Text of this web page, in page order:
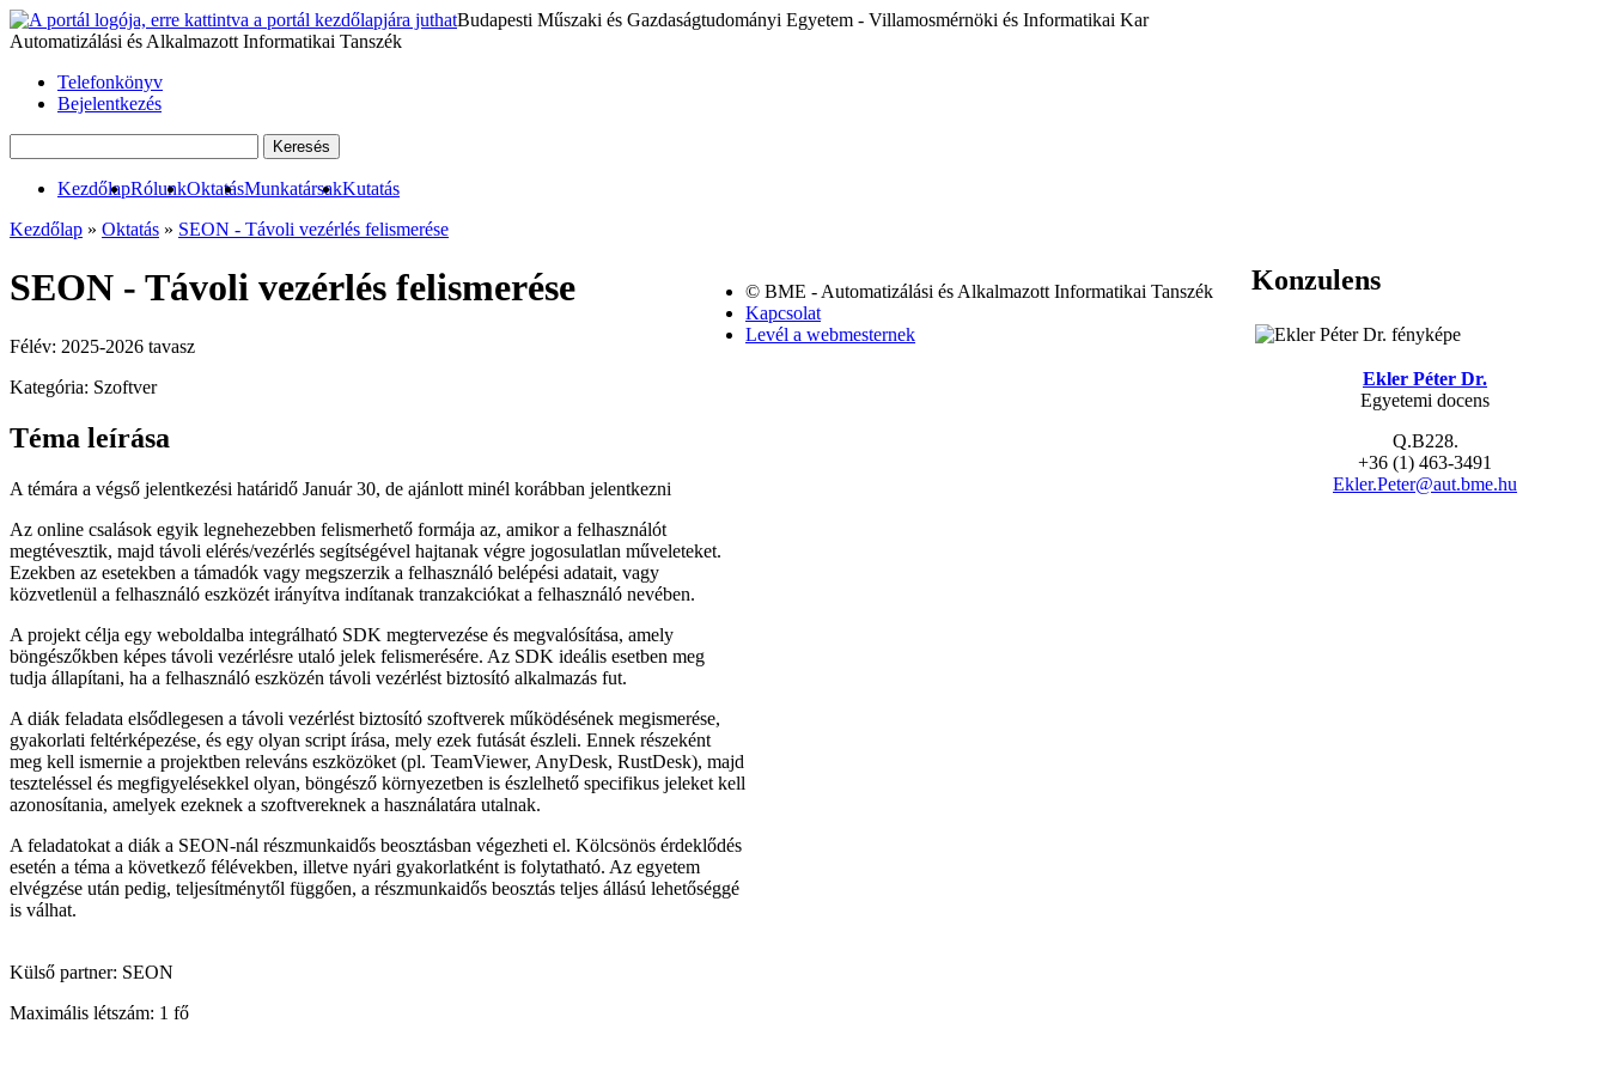
Budapesti Műszaki és Gazdaságtudományi Egyetem - Villamosmérnöki és Informatikai Kar
Automatizálási és Alkalmazott Informatikai Tanszék
Telefonkönyv
Bejelentkezés
KezdőlapRólunkOktatásMunkatársakKutatás
Kezdőlap » Oktatás » SEON - Távoli vezérlés felismerése
SEON - Távoli vezérlés felismerése
Félév: 2025-2026 tavasz
Kategória: Szoftver
Téma leírása
A témára a végső jelentkezési határidő Január 30, de ajánlott minél korábban jelentkezni
Az online csalások egyik legnehezebben felismerhető formája az, amikor a felhasználót
megtévesztik, majd távoli elérés/vezérlés segítségével hajtanak végre jogosulatlan műveleteket.
Ezekben az esetekben a támadók vagy megszerzik a felhasználó belépési adatait, vagy
közvetlenül a felhasználó eszközét irányítva indítanak tranzakciókat a felhasználó nevében.
A projekt célja egy weboldalba integrálható SDK megtervezése és megvalósítása, amely
böngészőkben képes távoli vezérlésre utaló jelek felismerésére. Az SDK ideális esetben meg
tudja állapítani, ha a felhasználó eszközén távoli vezérlést biztosító alkalmazás fut.
A diák feladata elsődlegesen a távoli vezérlést biztosító szoftverek működésének megismerése,
gyakorlati feltérképezése, és egy olyan script írása, mely ezek futását észleli. Ennek részeként
meg kell ismernie a projektben releváns eszközöket (pl. TeamViewer, AnyDesk, RustDesk), majd
teszteléssel és megfigyelésekkel olyan, böngésző környezetben is észlelhető specifikus jeleket kell
azonosítania, amelyek ezeknek a szoftvereknek a használatára utalnak.
A feladatokat a diák a SEON-nál részmunkaidős beosztásban végezheti el. Kölcsönös érdeklődés
esetén a téma a következő félévekben, illetve nyári gyakorlatként is folytatható. Az egyetem
elvégzése után pedig, teljesítménytől függően, a részmunkaidős beosztás teljes állású lehetőséggé
is válhat.
Külső partner: SEON
Maximális létszám: 1 fő
Konzulens
Ekler Péter Dr.
Egyetemi docens
Q.B228.
+36 (1) 463-3491
Ekler.Peter@aut.bme.hu
© BME - Automatizálási és Alkalmazott Informatikai Tanszék
Kapcsolat
Levél a webmesternek